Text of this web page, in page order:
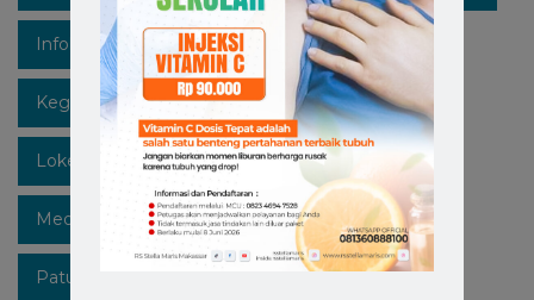
Infokesehatan Informasi Instagram
Kegiatan Lawan Covid-19 Likeforfollow
Lokermakassar Makassar Mediaedukasi
Medicalcheckup Open Recruitment
Patuhi Protokol Recruitment